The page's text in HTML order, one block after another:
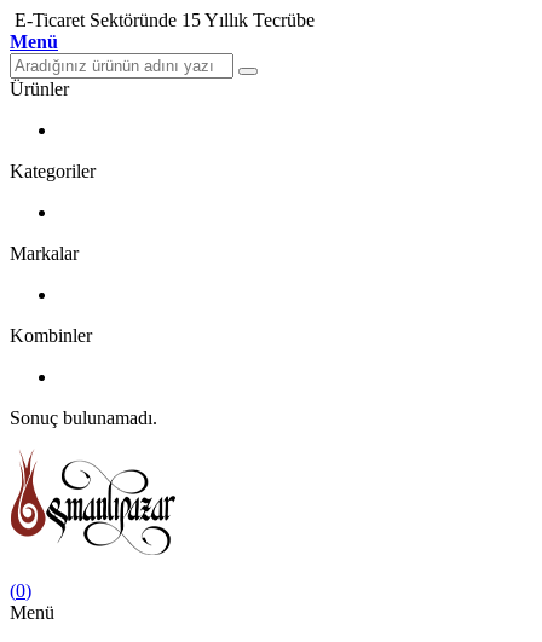
E-Ticaret Sektöründe 15 Yıllık Tecrübe
Menü
Ürünler
Kategoriler
Markalar
Kombinler
Sonuç bulunamadı.
(0)
Menü